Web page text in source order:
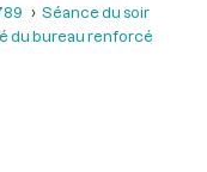
Séance du soir
du bureau renforcé